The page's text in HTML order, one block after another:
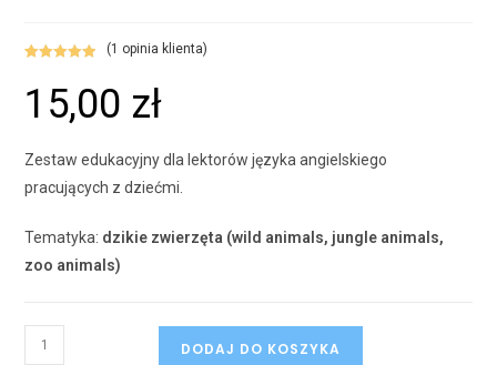
5.00
na 5 na
podstawie
(1 opinia klienta)
15,00 zł
Zestaw edukacyjny dla lektorów języka angielskiego
pracujących z dziećmi.
Tematyka: dzikie zwierzęta (wild animals, jungle animals,
zoo animals)
DODAJ DO KOSZYKA